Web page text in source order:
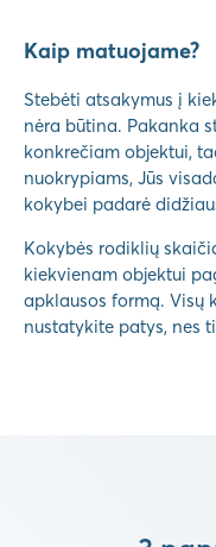
Kaip matuojame?
Stebėti atsakymus į
nėra būtina. Pakanka
konkrečiam objektui,
nuokrypiams, Jūs
kokybei padarė
Kokybės rodiklių
kiekvienam objektui
apklausos formą. Visų
nustatykite patys, nes